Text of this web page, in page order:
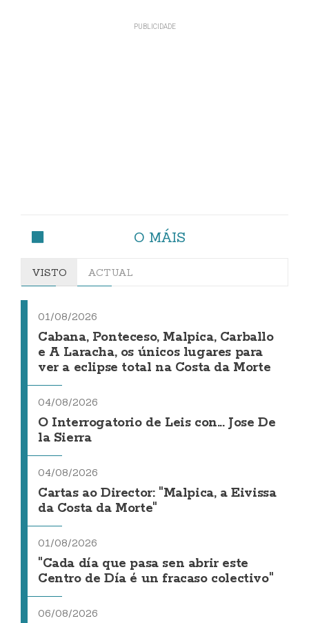
O MÁIS
VISTO ACTUAL
01/08/2026
Cabana, Ponteceso, Malpica, Carballo
e A Laracha, os únicos lugares para
ver a eclipse total na Costa da Morte
04/08/2026
O Interrogatorio de Leis con... Jose De
la Sierra
04/08/2026
Cartas ao Director: "Malpica, a Eivissa
da Costa da Morte"
01/08/2026
"Cada día que pasa sen abrir este
Centro de Día é un fracaso colectivo"
06/08/2026